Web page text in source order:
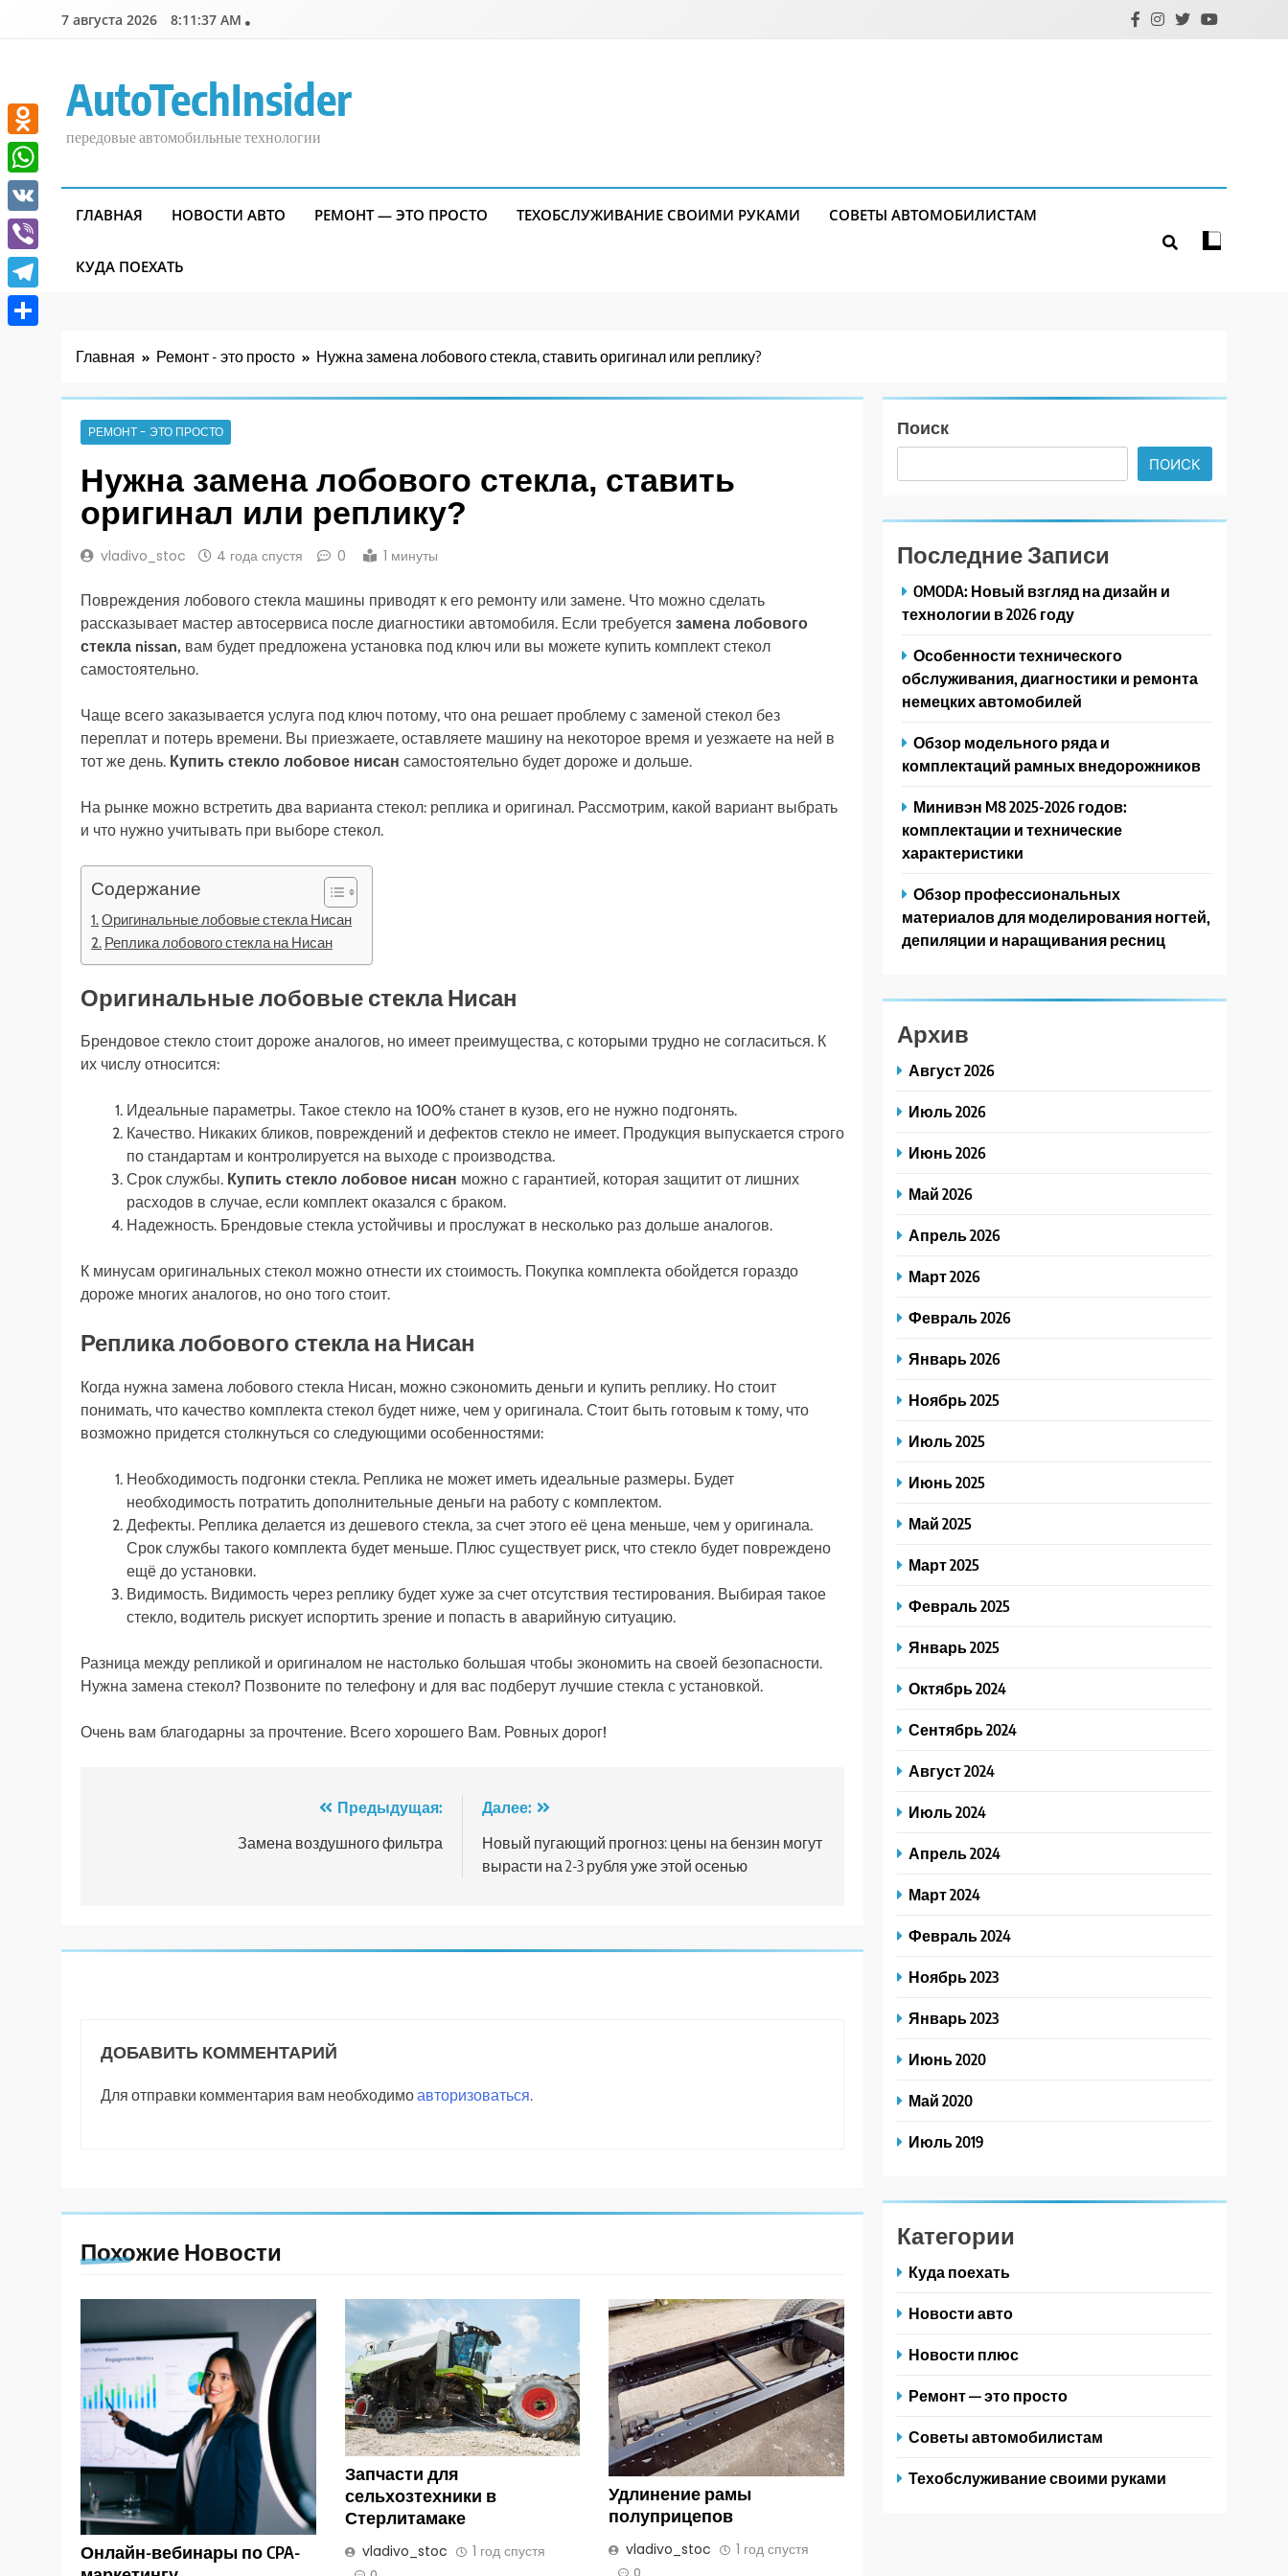
7 августа 2026 8:11:37 AM
AutoTechInsider
передовые автомобильные технологии
ГЛАВНАЯ НОВОСТИ АВТО РЕМОНТ — ЭТО ПРОСТО ТЕХОБСЛУЖИВАНИЕ СВОИМИ РУКАМИ СОВЕТЫ АВТОМОБИЛИСТАМ
КУДА ПОЕХАТЬ
Главная Ремонт - это просто Нужна замена лобового стекла, ставить оригинал или реплику?
РЕМОНТ - ЭТО ПРОСТО
Нужна замена лобового стекла, ставить
оригинал или реплику?
vladivo_stoc 4 года спустя 0 1 минуты
Повреждения лобового стекла машины приводят к его ремонту или замене. Что можно сделать
рассказывает мастер автосервиса после диагностики автомобиля. Если требуется замена лобового
стекла nissan, вам будет предложена установка под ключ или вы можете купить комплект стекол
самостоятельно.
Чаще всего заказывается услуга под ключ потому, что она решает проблему с заменой стекол без
переплат и потерь времени. Вы приезжаете, оставляете машину на некоторое время и уезжаете на ней в
тот же день. Купить стекло лобовое нисан самостоятельно будет дороже и дольше.
На рынке можно встретить два варианта стекол: реплика и оригинал. Рассмотрим, какой вариант выбрать
и что нужно учитывать при выборе стекол.
Содержание
Оригинальные лобовые стекла Нисан
Реплика лобового стекла на Нисан
Оригинальные лобовые стекла Нисан
Брендовое стекло стоит дороже аналогов, но имеет преимущества, с которыми трудно не согласиться. К
их числу относится:
Идеальные параметры. Такое стекло на 100% станет в кузов, его не нужно подгонять.
Качество. Никаких бликов, повреждений и дефектов стекло не имеет. Продукция выпускается строго
по стандартам и контролируется на выходе с производства.
Срок службы. Купить стекло лобовое нисан можно с гарантией, которая защитит от лишних
расходов в случае, если комплект оказался с браком.
Надежность. Брендовые стекла устойчивы и прослужат в несколько раз дольше аналогов.
К минусам оригинальных стекол можно отнести их стоимость. Покупка комплекта обойдется гораздо
дороже многих аналогов, но оно того стоит.
Реплика лобового стекла на Нисан
Когда нужна замена лобового стекла Нисан, можно сэкономить деньги и купить реплику. Но стоит
понимать, что качество комплекта стекол будет ниже, чем у оригинала. Стоит быть готовым к тому, что
возможно придется столкнуться со следующими особенностями:
Необходимость подгонки стекла. Реплика не может иметь идеальные размеры. Будет
необходимость потратить дополнительные деньги на работу с комплектом.
Дефекты. Реплика делается из дешевого стекла, за счет этого её цена меньше, чем у оригинала.
Срок службы такого комплекта будет меньше. Плюс существует риск, что стекло будет повреждено
ещё до установки.
Видимость. Видимость через реплику будет хуже за счет отсутствия тестирования. Выбирая такое
стекло, водитель рискует испортить зрение и попасть в аварийную ситуацию.
Разница между репликой и оригиналом не настолько большая чтобы экономить на своей безопасности.
Нужна замена стекол? Позвоните по телефону и для вас подберут лучшие стекла с установкой.
Очень вам благодарны за прочтение. Всего хорошего Вам. Ровных дорог!
Предыдущая:
Замена воздушного фильтра
Далее:
Новый пугающий прогноз: цены на бензин могут
вырасти на 2-3 рубля уже этой осенью
ДОБАВИТЬ КОММЕНТАРИЙ
Для отправки комментария вам необходимоавторизоваться.
Похожие Новости
Онлайн-вебинары по CPA-
Запчасти для
сельхозтехники в
Стерлитамаке
vladivo_stoc 1 год спустя
Удлинение рамы
полуприцепов
vladivo_stoc 1 год спустя
0
Поиск
ПОИСК
Последние Записи
OMODA: Новый взгляд на дизайн и
технологии в 2026 году
Особенности технического
обслуживания, диагностики и ремонта
немецких автомобилей
Обзор модельного ряда и
комплектаций рамных внедорожников
Минивэн M8 2025-2026 годов:
комплектации и технические
характеристики
Обзор профессиональных
материалов для моделирования ногтей,
депиляции и наращивания ресниц
Архив
Август 2026
Июль 2026
Июнь 2026
Май 2026
Апрель 2026
Март 2026
Февраль 2026
Январь 2026
Ноябрь 2025
Июль 2025
Июнь 2025
Май 2025
Март 2025
Февраль 2025
Январь 2025
Октябрь 2024
Сентябрь 2024
Август 2024
Июль 2024
Апрель 2024
Март 2024
Февраль 2024
Ноябрь 2023
Январь 2023
Июнь 2020
Май 2020
Июль 2019
Категории
Куда поехать
Новости авто
Новости плюс
Ремонт — это просто
Советы автомобилистам
Техобслуживание своими руками
Odnoklassniki
WhatsApp
VK
Viber
Telegram